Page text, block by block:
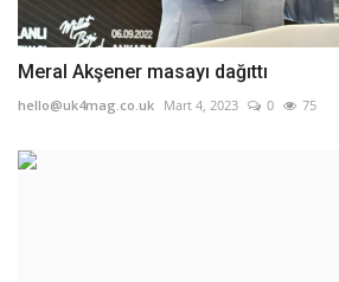
Meral Akşener masayı dağıttı
hello@uk4mag.co.uk Mart 4, 2023 0 75